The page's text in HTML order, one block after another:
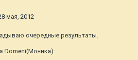
мая, 2012
очередные результаты.
Domeni(Моника):